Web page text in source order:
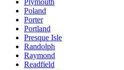
Poland
Porter
Portland
Presque Isle
Randolph
Raymond
Readfield